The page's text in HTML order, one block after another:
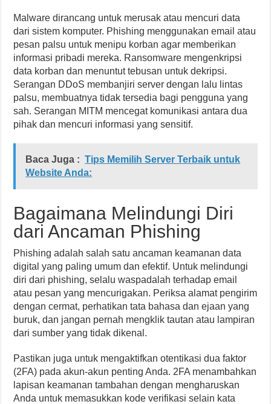
Malware dirancang untuk merusak atau mencuri data
dari sistem komputer. Phishing menggunakan email atau
pesan palsu untuk menipu korban agar memberikan
informasi pribadi mereka. Ransomware mengenkripsi
data korban dan menuntut tebusan untuk dekripsi.
Serangan DDoS membanjiri server dengan lalu lintas
palsu, membuatnya tidak tersedia bagi pengguna yang
sah. Serangan MITM mencegat komunikasi antara dua
pihak dan mencuri informasi yang sensitif.
Baca Juga : Tips Memilih Server Terbaik untuk
Website Anda:
Bagaimana Melindungi Diri
dari Ancaman Phishing
Phishing adalah salah satu ancaman keamanan data
digital yang paling umum dan efektif. Untuk melindungi
diri dari phishing, selalu waspadalah terhadap email
atau pesan yang mencurigakan. Periksa alamat pengirim
dengan cermat, perhatikan tata bahasa dan ejaan yang
buruk, dan jangan pernah mengklik tautan atau lampiran
dari sumber yang tidak dikenal.
Pastikan juga untuk mengaktifkan otentikasi dua faktor
(2FA) pada akun-akun penting Anda. 2FA menambahkan
lapisan keamanan tambahan dengan mengharuskan
Anda untuk memasukkan kode verifikasi selain kata